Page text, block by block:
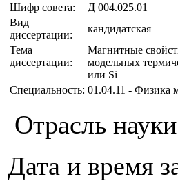
Шифр совета:
Д 004.025.01
Вид
диссертации:
кандидатская
Тема
диссертации:
Магнитные
модельных
или Si
Специальность: 01.04.11 - Физика
Отрасль
Дата и время